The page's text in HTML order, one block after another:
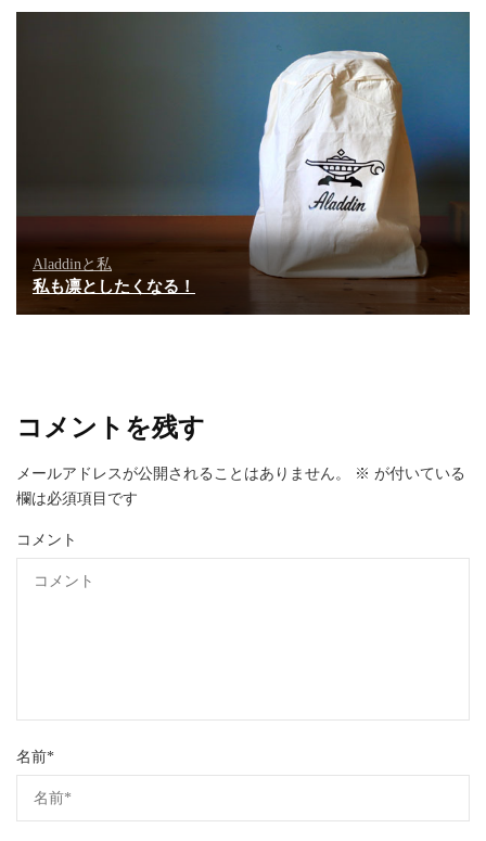
Aladdinと私
私も凛としたくなる！
コメントを残す
メールアドレスが公開されることはありません。 ※ が付いている
欄は必須項目です
コメント
名前*